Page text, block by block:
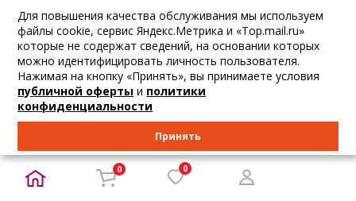
Elza
Туника бордовая...
44 46 48 50
В корзину
Туника мятного...
52
В корзину
НОВИНКА
Для повышения качества обслуживания мы используем
файлы cookie, сервис Яндекс.Метрика и «Top.mail.ru»
которые не содержат сведений, на основании которых
можно идентифицировать личность пользователя.
Нажимая на кнопку «Принять», вы принимаете условия
публичной оферты и политики
конфиденциальности
Принять
0 0